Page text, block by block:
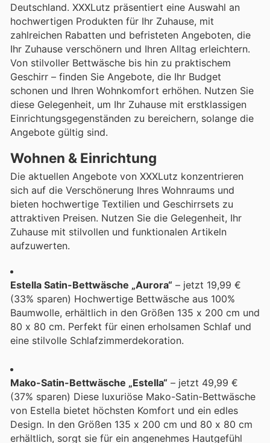
Deutschland. XXXLutz präsentiert eine Auswahl an
hochwertigen Produkten für Ihr Zuhause, mit
zahlreichen Rabatten und befristeten Angeboten, die
Ihr Zuhause verschönern und Ihren Alltag erleichtern.
Von stilvoller Bettwäsche bis hin zu praktischem
Geschirr – finden Sie Angebote, die Ihr Budget
schonen und Ihren Wohnkomfort erhöhen. Nutzen Sie
diese Gelegenheit, um Ihr Zuhause mit erstklassigen
Einrichtungsgegenständen zu bereichern, solange die
Angebote gültig sind.
Wohnen & Einrichtung
Die aktuellen Angebote von XXXLutz konzentrieren
sich auf die Verschönerung Ihres Wohnraums und
bieten hochwertige Textilien und Geschirrsets zu
attraktiven Preisen. Nutzen Sie die Gelegenheit, Ihr
Zuhause mit stilvollen und funktionalen Artikeln
aufzuwerten.
Estella Satin-Bettwäsche „Aurora“ – jetzt 19,99 €
(33% sparen) Hochwertige Bettwäsche aus 100%
Baumwolle, erhältlich in den Größen 135 x 200 cm und
80 x 80 cm. Perfekt für einen erholsamen Schlaf und
eine stilvolle Schlafzimmerdekoration.
Mako-Satin-Bettwäsche „Estella“ – jetzt 49,99 €
(37% sparen) Diese luxuriöse Mako-Satin-Bettwäsche
von Estella bietet höchsten Komfort und ein edles
Design. In den Größen 135 x 200 cm und 80 x 80 cm
erhältlich, sorgt sie für ein angenehmes Hautgefühl